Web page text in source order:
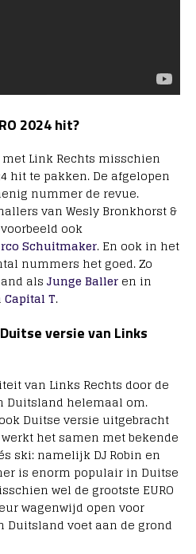
2024 hit?
Link Rechts misschien
hit te pakken. De afgelopen
nummer de revue.
van Wesly Bronkhorst &
ook
Schuitmaker. En ook in het
nummers het goed. Zo
alsJunge Baller en in
Capital T.
versie van Links
van Links Rechts door de
Duitsland helemaal om.
Duitse versie uitgebracht
het samen met bekende
ski: namelijk DJ Robin en
is enorm populair in Duitse
wel de grootste EURO
wagenwijd open voor
voet aan de grond